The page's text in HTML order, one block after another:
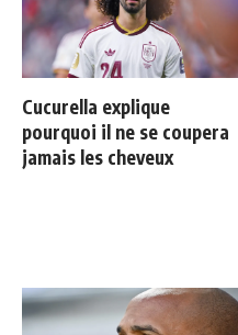
Cucurella explique
pourquoi il ne se coupera
jamais les cheveux